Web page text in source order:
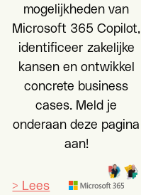
mogelijkheden van
Microsoft 365 Copilot,
identificeer zakelijke
kansen en ontwikkel
concrete business
cases. Meld je
onderaan deze pagina
aan!
> Lees